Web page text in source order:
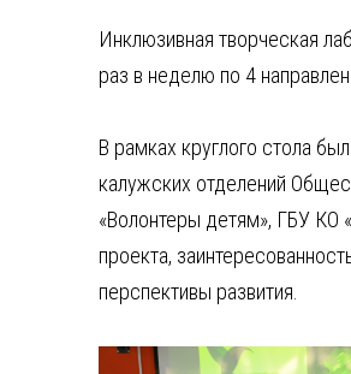
Инклюзивная творческая
раз в неделю по 4
В рамках круглого стола
калужских отделений
«Волонтеры детям», ГБУ КО
проекта,
перспективы развития.